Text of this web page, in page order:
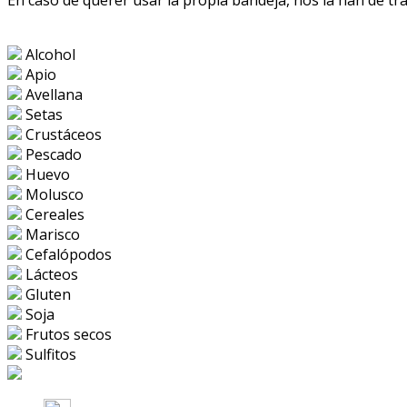
Alcohol
Apio
Avellana
Setas
Crustáceos
Pescado
Huevo
Molusco
Cereales
Marisco
Cefalópodos
Lácteos
Gluten
Soja
Frutos secos
Sulfitos